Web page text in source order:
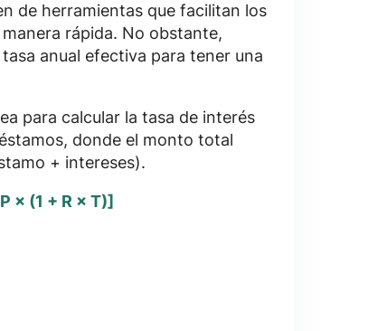
de herramientas que facilitan los
rápida. No obstante,
anual efectiva para tener una
para calcular la tasa de interés
donde el monto total
+ intereses).
× (1 + R × T)]